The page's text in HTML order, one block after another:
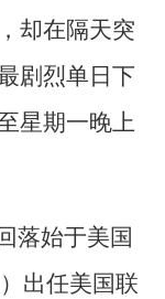
却在隔天突
剧烈单日下
星期一晚上
落始于美国
出任美国联